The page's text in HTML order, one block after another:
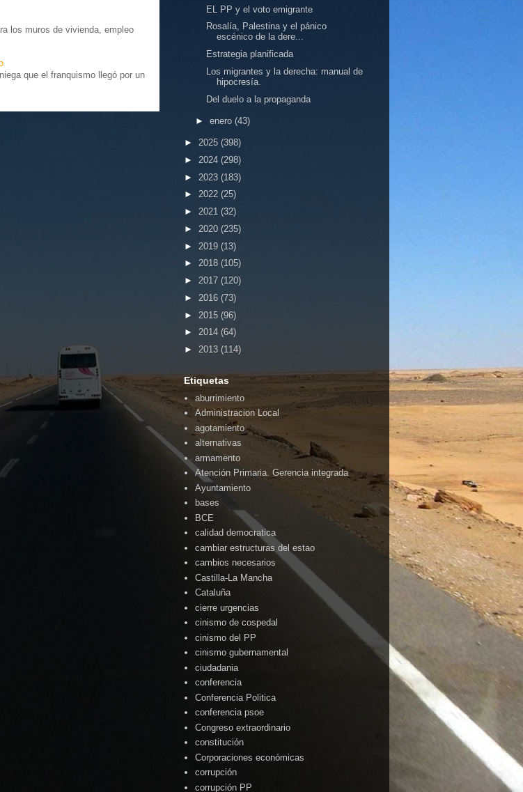
los muros de vivienda, empleo
que el franquismo llegó por un
EL PP y el voto emigrante
Rosalía, Palestina y el pánico
escénico de la dere...
Estrategia planificada
Los migrantes y la derecha: manual de
hipocresía.
Del duelo a la propaganda
► enero (43)
► 2025 (398)
► 2024 (298)
► 2023 (183)
► 2022 (25)
► 2021 (32)
► 2020 (235)
► 2019 (13)
► 2018 (105)
► 2017 (120)
► 2016 (73)
► 2015 (96)
► 2014 (64)
► 2013 (114)
Etiquetas
aburrimiento
Administracion Local
agotamiento
alternativas
armamento
Atención Primaria. Gerencia integrada
Ayuntamiento
bases
BCE
calidad democratica
cambiar estructuras del estao
cambios necesarios
Castilla-La Mancha
Cataluña
cierre urgencias
cinismo de cospedal
cinismo del PP
cinismo gubernamental
ciudadania
conferencia
Conferencia Politica
conferencia psoe
Congreso extraordinario
constitución
Corporaciones económicas
corrupción
corrupción PP